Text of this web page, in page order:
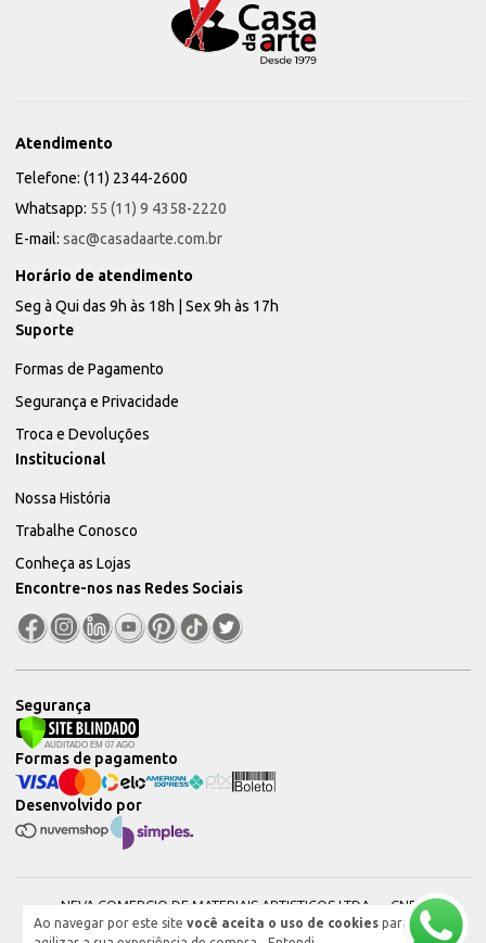
Ao navegar por este site você aceita o uso de cookies para
Atendimento
Telefone: (11) 2344-2600
Whatsapp: 55 (11) 9 4358-2220
E-mail: sac@casadaarte.com.br
Horário de atendimento
Seg à Qui das 9h às 18h | Sex 9h às 17h
Suporte
Formas de Pagamento
Segurança e Privacidade
Troca e Devoluções
Institucional
Nossa História
Trabalhe Conosco
Conheça as Lojas
Encontre-nos nas Redes Sociais
Segurança
Desenvolvido por
Formas de pagamento
NEVA COMERCIO DE MATERIAIS ARTISTICOS LTDA — CNPJ:
51604544000101 © 2026. Todos os direitos reservados.